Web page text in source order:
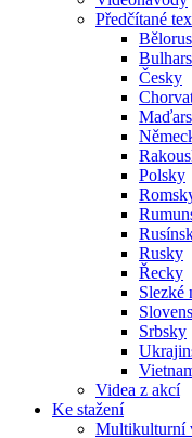
Předčítané
Česky
Polsky
Rusky
Řecky
Slezké
Srbsky
Videa z akcí
Ke stažení
Multikulturní